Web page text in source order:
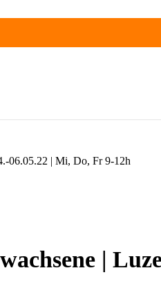
06.05.22 | Mi, Do, Fr 9-12h
|